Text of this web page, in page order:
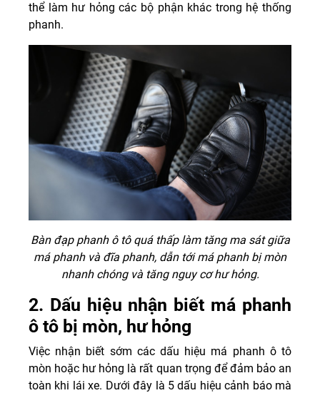
thể làm hư hỏng các bộ phận khác trong hệ thống
phanh.
Bàn đạp phanh ô tô quá thấp làm tăng ma sát giữa
má phanh và đĩa phanh, dẫn tới má phanh bị mòn
nhanh chóng và tăng nguy cơ hư hỏng.
2. Dấu hiệu nhận biết má phanh
ô tô bị mòn, hư hỏng
Việc nhận biết sớm các dấu hiệu má phanh ô tô
mòn hoặc hư hỏng là rất quan trọng để đảm bảo an
toàn khi lái xe. Dưới đây là 5 dấu hiệu cảnh báo mà